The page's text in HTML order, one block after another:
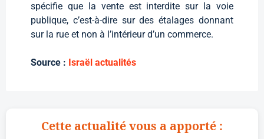
spécifie que la vente est interdite sur la voie
publique, c’est-à-dire sur des étalages donnant
sur la rue et non à l’intérieur d’un commerce.
Source : Israël actualités
Cette actualité vous a apporté :